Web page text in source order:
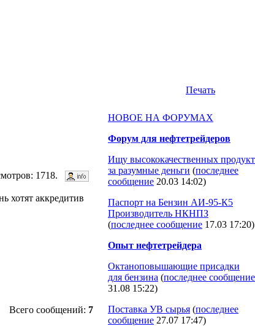
Печать
1718.
хотят аккредитив
Всего сообщений: 7
НОВОЕ НА ФОРУМАХ
Форум для нефтетрейдеров
Ищу высококачественных продукт
за разумные деньги (последнее
сообщение 20.03 14:02)
Паспорт на Бензин АИ-95-К5
Производитель НКНПЗ
(последнее сообщение 17.03 17:20)
Опыт нефтетрейдера
Октаноповышающие присадки
для бензина (последнее сообщение
31.08 15:22)
Поставка УВ сырья (последнее
сообщение 27.07 17:47)